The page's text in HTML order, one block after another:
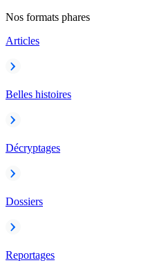
Nos formats phares
Articles
Belles histoires
Décryptages
Dossiers
Reportages